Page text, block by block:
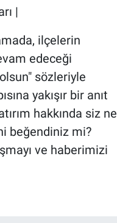
|
ilçelerin
edeceği
sözleriyle
yakışır bir anıt
hakkında siz ne
beğendiniz mi?
ve haberimizi